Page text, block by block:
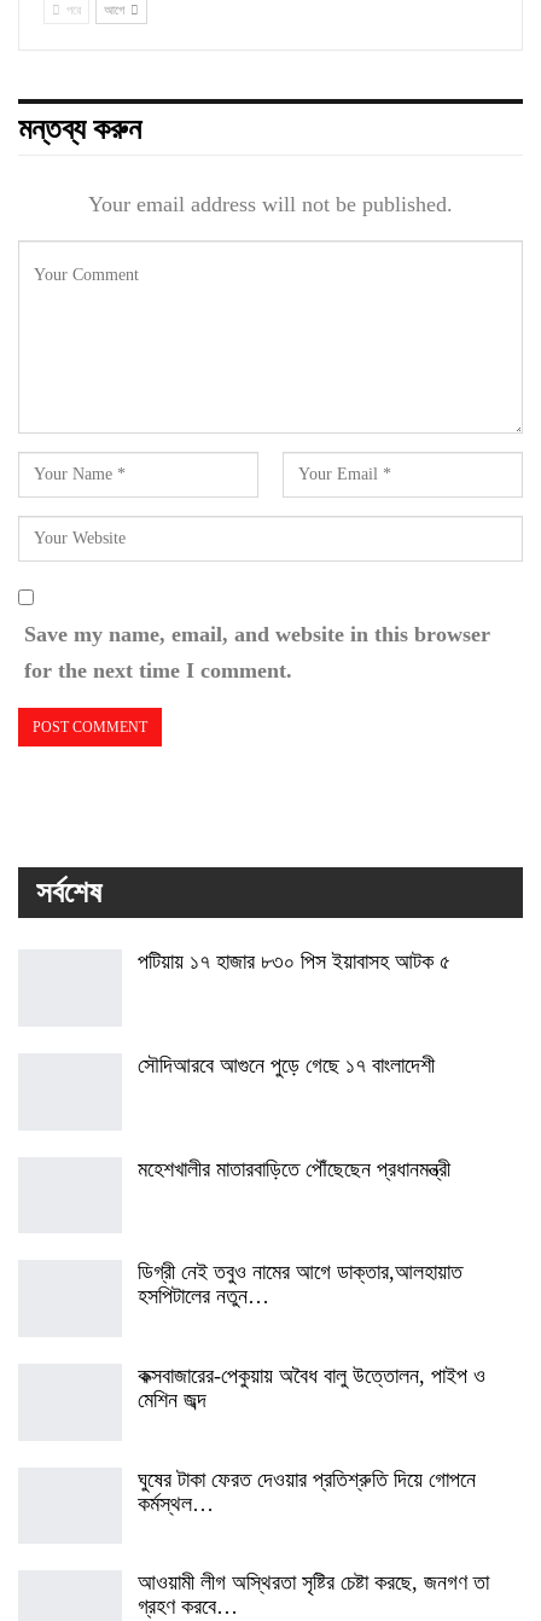
পরে আগে
মন্তব্য করুন
Your email address will not be published.
Save my name, email, and website in this browser
for the next time I comment.
সর্বশেষ
পটিয়ায় ১৭ হাজার ৮৩০ পিস ইয়াবাসহ আটক ৫
সৌদিআরবে আগুনে পুড়ে গেছে ১৭ বাংলাদেশী
মহেশখালীর মাতারবাড়িতে পৌঁছেছেন প্রধানমন্ত্রী
ডিগ্রী নেই তবুও নামের আগে ডাক্তার,আলহায়াত
হসপিটালের নতুন…
কক্সবাজারের-পেকুয়ায় অবৈধ বালু উত্তোলন, পাইপ ও
মেশিন জব্দ
ঘুষের টাকা ফেরত দেওয়ার প্রতিশ্রুতি দিয়ে গোপনে
কর্মস্থল…
আওয়ামী লীগ অস্থিরতা সৃষ্টির চেষ্টা করছে, জনগণ তা
গ্রহণ করবে…